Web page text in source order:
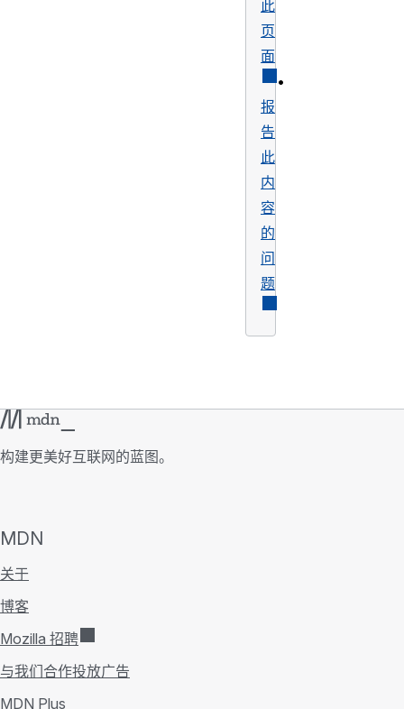
此
页
面
•
报
告
此
内
容
的
问
题
构建更美好互联网的蓝图。
MDN
关于
博客
Mozilla 招聘
与我们合作投放广告
MDN Plus